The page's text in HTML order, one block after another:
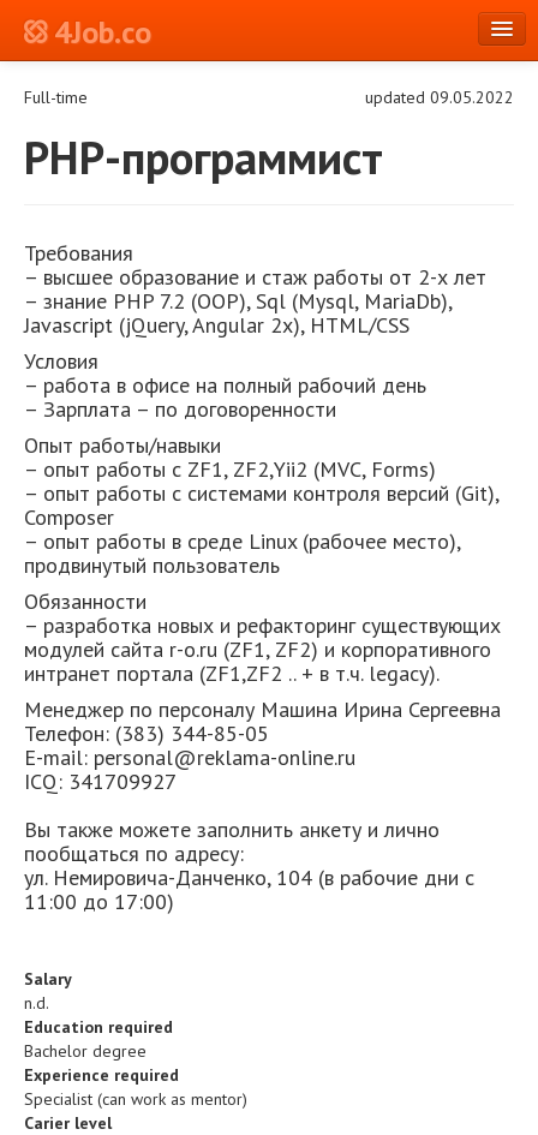
4Job.co
Full-time updated 09.05.2022
PHP-программист
Требования
– высшее образование и стаж работы от 2-х лет
– знание PHP 7.2 (OOP), Sql (Mysql, MariaDb),
Javascript (jQuery, Angular 2x), HTML/CSS
Условия
– работа в офисе на полный рабочий день
– Зарплата – по договоренности
Опыт работы/навыки
– опыт работы с ZF1, ZF2,Yii2 (MVC, Forms)
– опыт работы с системами контроля версий (Git),
Composer
– опыт работы в среде Linux (рабочее место),
продвинутый пользователь
Обязанности
– разработка новых и рефакторинг существующих
модулей сайта r-o.ru (ZF1, ZF2) и корпоративного
интранет портала (ZF1,ZF2 .. + в т.ч. legacy).
Менеджер по персоналу Машина Ирина Сергеевна
Телефон: (383) 344-85-05
E-mail: personal@reklama-online.ru
ICQ: 341709927
Вы также можете заполнить анкету и лично
пообщаться по адресу:
ул. Немировича-Данченко, 104 (в рабочие дни с
11:00 до 17:00)
Salary
n.d.
Education required
Bachelor degree
Experience required
Specialist (can work as mentor)
Carier level